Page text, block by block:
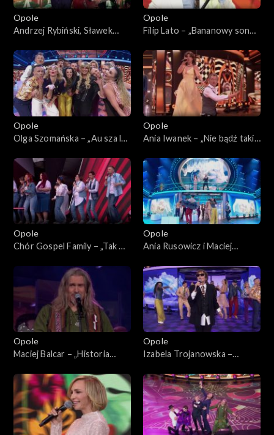
Opole
Andrzej Rybiński, Sławek
– „Czas relaksu”. 62. KFPP:
Koncert „Zróbmy więc
prywatkę”
Opole
Filip Lato – „Bananowy song”.
więc prywatkę”
Opole
Olga Szomańska – „Au sza la
„Zróbmy więc prywatkę”
Opole
Ania Iwanek – „Nie bądź taki
Koncert „Zróbmy więc
prywatkę”
Opole
Chór Gospel Family – „Tak mi
Koncert „Zróbmy więc
prywatkę”
Opole
Ania Rusowicz i Maciej
mi mówi, że mnie ktoś
pokochał”. 62. KFPP:
Koncert „Zróbmy więc
prywatkę”
Opole
Maciej Balcar – „Historia
Koncert „Zróbmy więc
prywatkę”
Opole
Izabela Trojanowska –
62. KFPP: Koncert „Zróbmy
więc prywatkę”